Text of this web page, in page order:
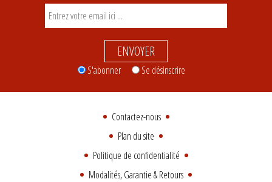
ENVOYER
S'abonner Se désinscrire
Contactez-nous
Plan du site
Politique de confidentialité
Modalités, Garantie & Retours